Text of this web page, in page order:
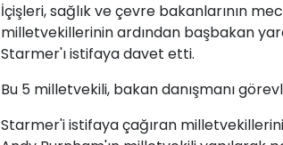
İçişleri, sağlık ve çevre bakanlarının
milletvekillerinin ardından başbakan
Starmer'ı istifaya davet etti.
Bu 5 milletvekili, bakan danışmanı
Starmer'i istifaya çağıran